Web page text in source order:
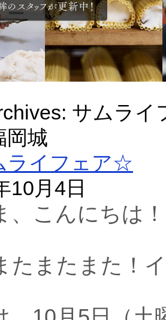
サムライ
岡城
イフェア☆
10月4日
、こんにちは！
たまたまた！